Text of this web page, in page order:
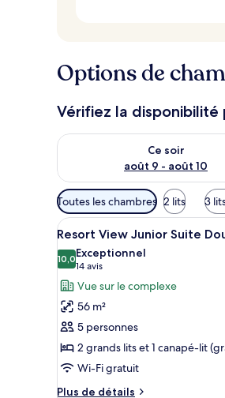
Options de
Vérifiez la disponibilité
Ce soir
août 9 - août 10
Vérifier la disponibilité pour
Filtres
disponibles
pour
les
chambres
Toutes les chambres 2 lits 3
Afficher
toutes
les
photos
pour
ce
type
de
chambre :
Resort
5
Resort View Junior Suite
10,010,0 sur 10
Exceptionnel
14 avis
(14 avis)
Vue sur le complexe
56 m²
5 personnes
2 grands lits et 1 canapé-lit
Wi-Fi gratuit
Plus de détails
Plus